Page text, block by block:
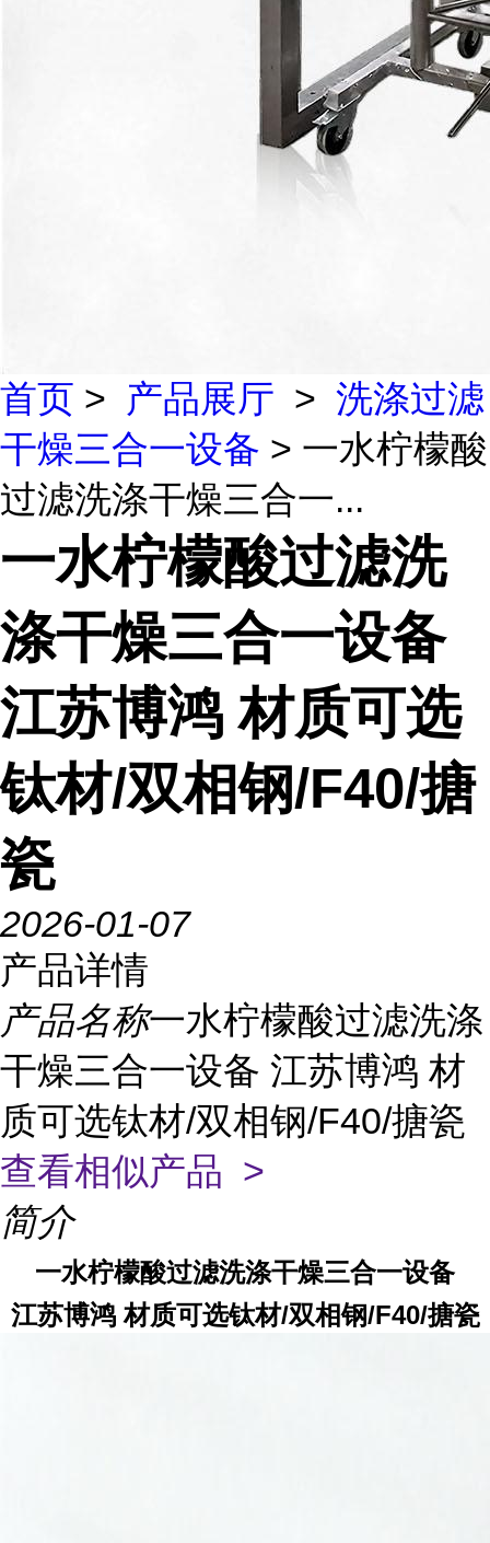
首页 > 产品展厅 > 洗涤过滤
干燥三合一设备 > 一水柠檬酸
过滤洗涤干燥三合一...
一水柠檬酸过滤洗
涤干燥三合一设备
江苏博鸿 材质可选
钛材/双相钢/F40/搪
瓷
2026-01-07
产品详情
产品名称一水柠檬酸过滤洗涤
干燥三合一设备 江苏博鸿 材
质可选钛材/双相钢/F40/搪瓷
查看相似产品 >
简介
一水柠檬酸过滤洗涤干燥三合一设备
江苏博鸿 材质可选钛材/双相钢/F40/搪瓷